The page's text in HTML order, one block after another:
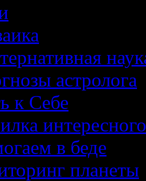
астролога
к Себе
интересного
в беде
планеты